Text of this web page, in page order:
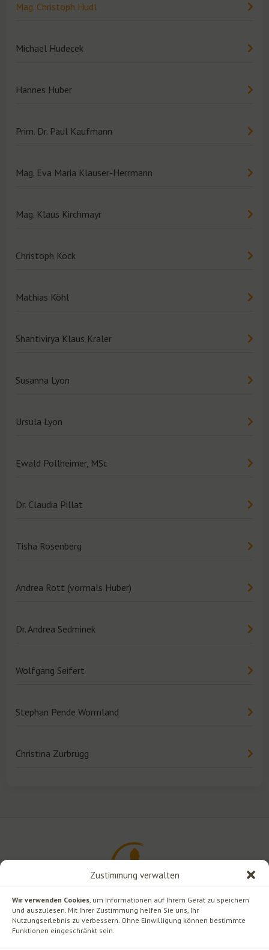
Zustimmung verwalten
Wir verwenden Cookies, um Informationen auf Ihrem Gerät zu speichern
und auszulesen. Mit Ihrer Zustimmung helfen Sie uns, Ihr
Nutzungserlebnis zu verbessern. Ohne Einwilligung können bestimmte
Funktionen eingeschränkt sein.
Mag. Christoph Hudl
Michael Hudecek
Hannes Huber
Prim. Dr. Paul Kaufmann
Mag. Eva Maria Klauser-Herrmann
Mag. Klaus Kirchmayr
Christoph Köck
Mathias Köhl
Shantivirya Klaus Kraler
Susanna Lyon
Ursula Lyon
Ewald Pollheimer, MSc
Dr. Claudia Pillat
Tisha Rosenberg
Andrea Rott (vormals Huber)
Dr. Andrea Sedminek
Wolfgang Seifert
Stephan Pende Wormland
Christina Zurbrügg